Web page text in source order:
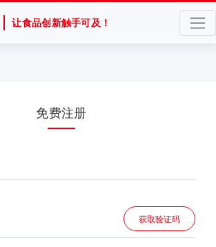
让食品创新触手可及！
免费注册
获取验证码